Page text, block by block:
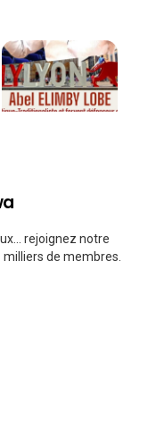
rejoignez notre
de membres.